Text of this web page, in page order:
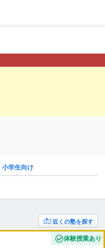
小学生向け
近くの塾を探す
体験授業あり